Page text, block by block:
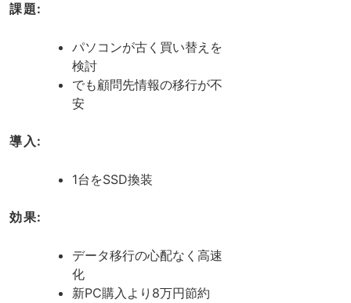
課題:
パソコンが古く買い替えを
検討
でも顧問先情報の移行が不
安
導入:
1台をSSD換装
効果:
データ移行の心配なく高速
化
新PC購入より8万円節約